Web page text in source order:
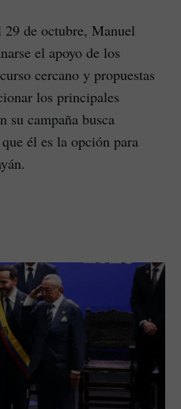
29 de octubre, Manuel
el apoyo de los
cercano y propuestas
los principales
su campaña busca
él es la opción para